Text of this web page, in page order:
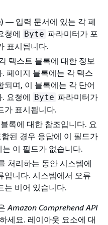
— 입력 문서에 있는 각 페
청에 Byte 파라미터가 포
표시됩니다.
텍스트 블록에 대한 정보
페이지 블록에는 각 텍스
되며, 이 블록에는 각 단어
요청에 Byte 파라미터가
가 표시됩니다.
록에 대한 참조입니다. 요
된 경우 응답에 이 필드가
이 필드가 없습니다.
처리하는 동안 시스템에
입니다. 시스템에서 오류
는 비어 있습니다.
Amazon Comprehend API
세요. 레이아웃 요소에 대